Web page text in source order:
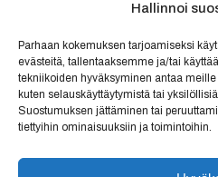
Hallinnoi
Parhaan kokemuksen tarjoamiseksi
evästeitä, tallentaaksemme ja/tai
tekniikoiden hyväksyminen antaa
kuten selauskäyttäytymistä tai
Suostumuksen jättäminen tai
tiettyihin ominaisuuksiin ja toimintoihin.
040 777 2819
myynti@oulubikes.fi
Arkisin: 10:00-18:00